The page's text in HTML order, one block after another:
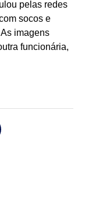
pelas redes
socos e
imagens
funcionária,